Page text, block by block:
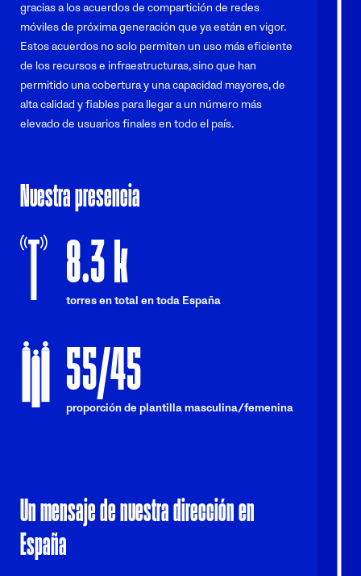
gracias a los acuerdos de compartición de redes
móviles de próxima generación que ya están en vigor.
Estos acuerdos no solo permiten un uso más eficiente
de los recursos e infraestructuras, sino que han
permitido una cobertura y una capacidad mayores, de
alta calidad y fiables para llegar a un número más
elevado de usuarios finales en todo el país.
Nuestra presencia
8.3k
torres en total en toda España
55/45
proporción de plantilla masculina/femenina
Un mensaje de nuestra dirección en
España